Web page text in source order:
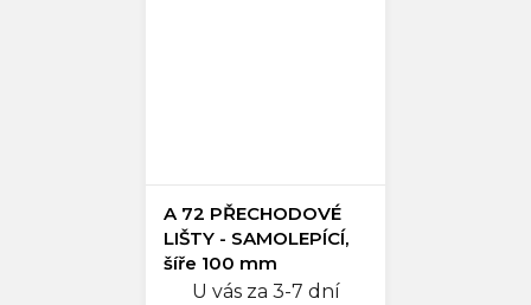
A 72 PŘECHODOVÉ
LIŠTY - SAMOLEPÍCÍ,
šíře 100 mm
U vás za 3-7 dní